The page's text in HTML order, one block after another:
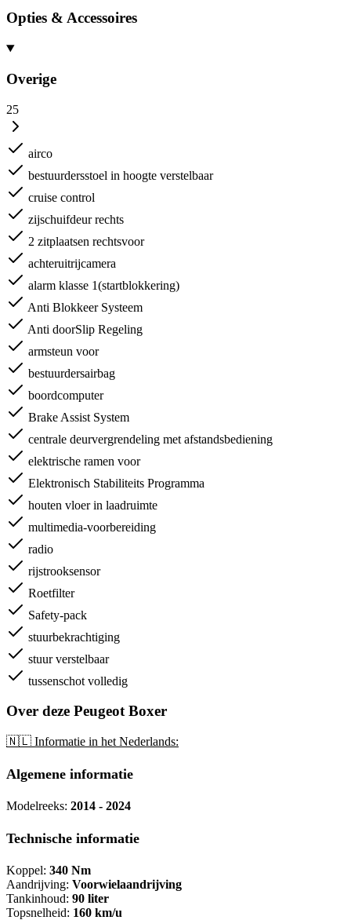
Opties & Accessoires
Overige
25
airco
bestuurdersstoel in hoogte verstelbaar
cruise control
zijschuifdeur rechts
2 zitplaatsen rechtsvoor
achteruitrijcamera
alarm klasse 1(startblokkering)
Anti Blokkeer Systeem
Anti doorSlip Regeling
armsteun voor
bestuurdersairbag
boordcomputer
Brake Assist System
centrale deurvergrendeling met afstandsbediening
elektrische ramen voor
Elektronisch Stabiliteits Programma
houten vloer in laadruimte
multimedia-voorbereiding
radio
rijstrooksensor
Roetfilter
Safety-pack
stuurbekrachtiging
stuur verstelbaar
tussenschot volledig
Over deze Peugeot Boxer
🇳🇱 Informatie in het Nederlands:
Algemene informatie
Modelreeks: 2014 - 2024
Technische informatie
Koppel: 340 Nm
Aandrijving: Voorwielaandrijving
Tankinhoud: 90 liter
Topsnelheid: 160 km/u